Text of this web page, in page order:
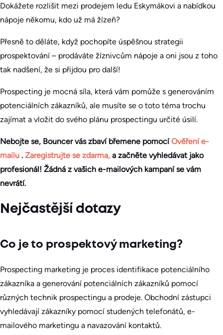
Dokážete rozlišit mezi prodejem ledu Eskymákovi a nabídkou
nápoje někomu, kdo už má žízeň?
Přesně to děláte, když pochopíte úspěšnou strategii
prospektování – prodáváte žíznivcům nápoje a oni jsou z toho
tak nadšení, že si přijdou pro další!
Prospecting je mocná síla, která vám pomůže s generováním
potenciálních zákazníků, ale musíte se o toto téma trochu
zajímat a vložit do svého plánu prospectingu určité úsilí.
Nebojte se, Bouncer vás zbaví břemene pomocíOvěření e-
mailu . Zaregistrujte se zdarma, a začněte vyhledávat jako
profesionál! Žádná z vašich e-mailových kampaní se vám
nevrátí.
Nejčastější dotazy
Co je to prospektový marketing?
Prospecting marketing je proces identifikace potenciálního
zákazníka a generování potenciálních zákazníků pomocí
různých technik prospectingu a prodeje. Obchodní zástupci
vyhledávají zákazníky pomocí studených telefonátů, e-
mailového marketingu a navazování kontaktů.